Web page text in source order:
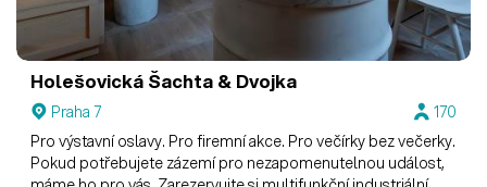
Holešovická Šachta & Dvojka
Praha 7
170
Pro výstavní oslavy. Pro firemní akce. Pro večírky bez večerky.
Pokud potřebujete zázemí pro nezapomenutelnou událost,